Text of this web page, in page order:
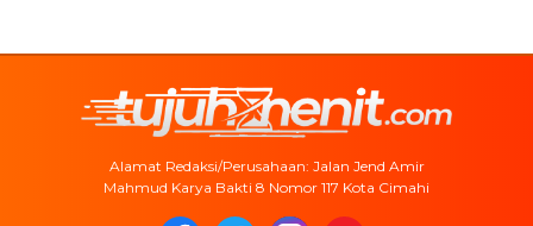
Alamat Redaksi/Perusahaan: Jalan Jend Amir
Mahmud Karya Bakti 8 Nomor 117 Kota Cimahi